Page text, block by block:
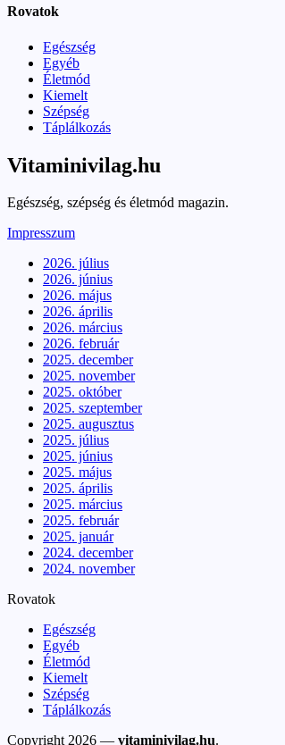
Rovatok
Egészség
Egyéb
Életmód
Kiemelt
Szépség
Táplálkozás
Vitaminivilag.hu
Egészség, szépség és életmód magazin.
Impresszum
2026. július
2026. június
2026. május
2026. április
2026. március
2026. február
2025. december
2025. november
2025. október
2025. szeptember
2025. augusztus
2025. július
2025. június
2025. május
2025. április
2025. március
2025. február
2025. január
2024. december
2024. november
Rovatok
Egészség
Egyéb
Életmód
Kiemelt
Szépség
Táplálkozás
Copyright 2026 — vitaminivilag.hu.